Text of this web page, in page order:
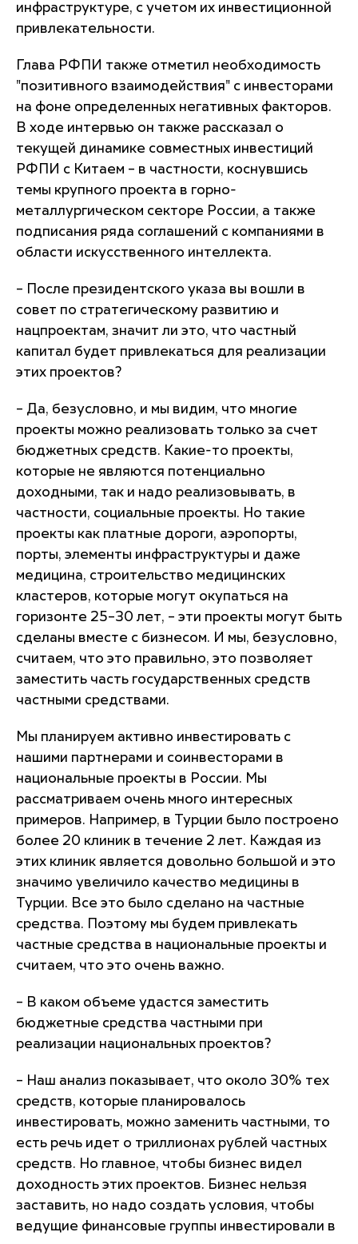
инфраструктуре, с учетом их инвестиционной
привлекательности.
Глава РФПИ также отметил необходимость
"позитивного взаимодействия" с инвесторами
на фоне определенных негативных факторов.
В ходе интервью он также рассказал о
текущей динамике совместных инвестиций
РФПИ с Китаем – в частности, коснувшись
темы крупного проекта в горно-
металлургическом секторе России, а также
подписания ряда соглашений с компаниями в
области искусственного интеллекта.
– После президентского указа вы вошли в
совет по стратегическому развитию и
нацпроектам, значит ли это, что частный
капитал будет привлекаться для реализации
этих проектов?
– Да, безусловно, и мы видим, что многие
проекты можно реализовать только за счет
бюджетных средств. Какие-то проекты,
которые не являются потенциально
доходными, так и надо реализовывать, в
частности, социальные проекты. Но такие
проекты как платные дороги, аэропорты,
порты, элементы инфраструктуры и даже
медицина, строительство медицинских
кластеров, которые могут окупаться на
горизонте 25–30 лет, – эти проекты могут быть
сделаны вместе с бизнесом. И мы, безусловно,
считаем, что это правильно, это позволяет
заместить часть государственных средств
частными средствами.
Мы планируем активно инвестировать с
нашими партнерами и соинвесторами в
национальные проекты в России. Мы
рассматриваем очень много интересных
примеров. Например, в Турции было построено
более 20 клиник в течение 2 лет. Каждая из
этих клиник является довольно большой и это
значимо увеличило качество медицины в
Турции. Все это было сделано на частные
средства. Поэтому мы будем привлекать
частные средства в национальные проекты и
считаем, что это очень важно.
– В каком объеме удастся заместить
бюджетные средства частными при
реализации национальных проектов?
– Наш анализ показывает, что около 30% тех
средств, которые планировалось
инвестировать, можно заменить частными, то
есть речь идет о триллионах рублей частных
средств. Но главное, чтобы бизнес видел
доходность этих проектов. Бизнес нельзя
заставить, но надо создать условия, чтобы
ведущие финансовые группы инвестировали в